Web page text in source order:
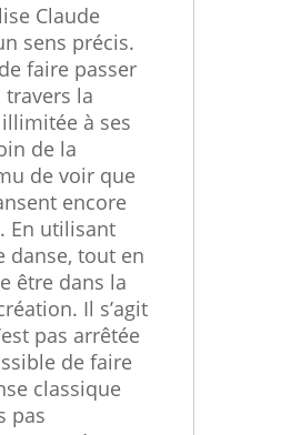
Claude
sens précis.
faire passer
travers la
à ses
de la
de voir que
encore
En utilisant
danse, tout en
être dans la
Il s’agit
pas arrêtée
de faire
classique
pas